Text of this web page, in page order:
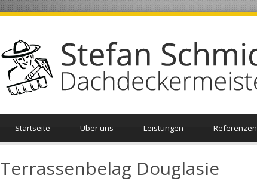
Startseite Über uns Leistungen Referenzen
Terrassenbelag Douglasie